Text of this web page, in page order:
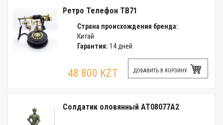
Ретро Телефон TB71
Страна происхождения бренда:
Китай
Гарантия: 14 дней
48 800 KZT ДОБАВИТЬ В КОРЗИНУ
Солдатик оловянный AT08077A2